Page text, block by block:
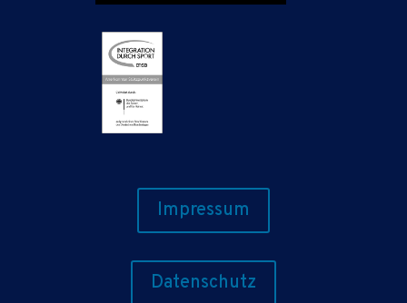
Impressum
Datenschutz